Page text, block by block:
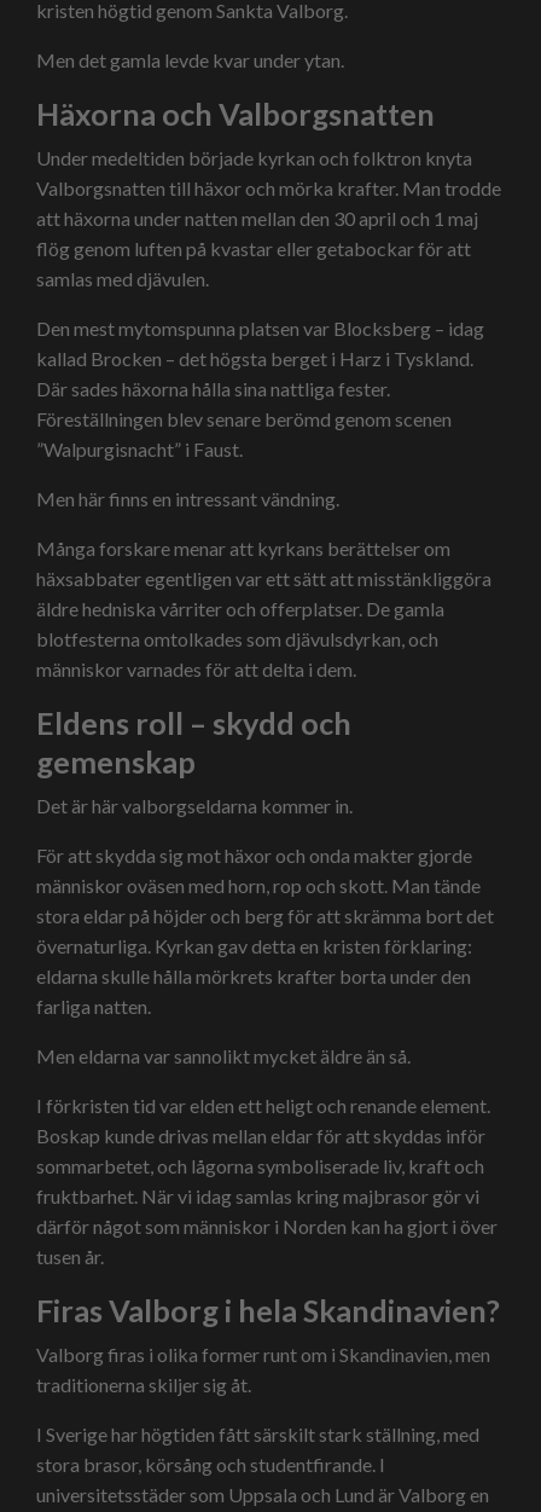
kristen högtid genom Sankta Valborg.
Men det gamla levde kvar under ytan.
Häxorna och Valborgsnatten
Under medeltiden började kyrkan och folktron knyta
Valborgsnatten till häxor och mörka krafter. Man trodde
att häxorna under natten mellan den 30 april och 1 maj
flög genom luften på kvastar eller getabockar för att
samlas med djävulen.
Den mest mytomspunna platsen var Blocksberg – idag
kallad Brocken – det högsta berget i Harz i Tyskland.
Där sades häxorna hålla sina nattliga fester.
Föreställningen blev senare berömd genom scenen
”Walpurgisnacht” i Faust.
Men här finns en intressant vändning.
Många forskare menar att kyrkans berättelser om
häxsabbater egentligen var ett sätt att misstänkliggöra
äldre hedniska vårriter och offerplatser. De gamla
blotfesterna omtolkades som djävulsdyrkan, och
människor varnades för att delta i dem.
Eldens roll – skydd och
gemenskap
Det är här valborgseldarna kommer in.
För att skydda sig mot häxor och onda makter gjorde
människor oväsen med horn, rop och skott. Man tände
stora eldar på höjder och berg för att skrämma bort det
övernaturliga. Kyrkan gav detta en kristen förklaring:
eldarna skulle hålla mörkrets krafter borta under den
farliga natten.
Men eldarna var sannolikt mycket äldre än så.
I förkristen tid var elden ett heligt och renande element.
Boskap kunde drivas mellan eldar för att skyddas inför
sommarbetet, och lågorna symboliserade liv, kraft och
fruktbarhet. När vi idag samlas kring majbrasor gör vi
därför något som människor i Norden kan ha gjort i över
tusen år.
Firas Valborg i hela Skandinavien?
Valborg firas i olika former runt om i Skandinavien, men
traditionerna skiljer sig åt.
I Sverige har högtiden fått särskilt stark ställning, med
stora brasor, körsång och studentfirande. I
universitetsstäder som Uppsala och Lund är Valborg en